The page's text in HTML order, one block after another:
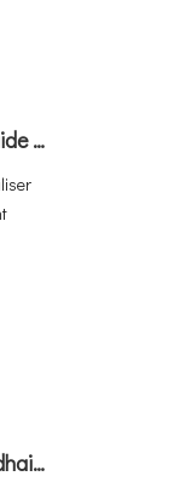
Comment construire l'abri de recharge pour véhicules électriques parfait : un guide pour personnaliser les abris d'auto avec Adhaiwell Chine
Libérer des publics captifs : comment l'affichage numérique des ascenseurs d'Adhaiwell transforme les ascenseurs en machines à revenus